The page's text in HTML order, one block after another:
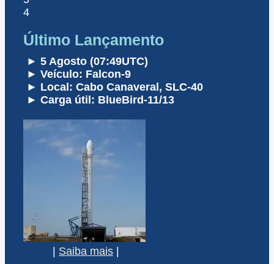
4
Último Lançamento
► 5 Agosto (07:49UTC)
► Veículo: Falcon-9
► Local: Cabo Canaveral, SLC-40
► Carga útil: BlueBird-11/13
Saiba mais